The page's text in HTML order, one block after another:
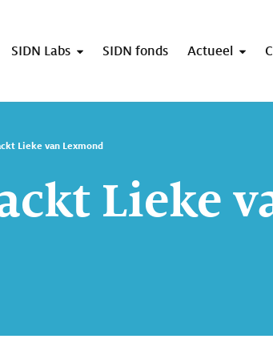
SIDN Labs SIDN fonds Actueel
Lieke van Lexmond
Lieke